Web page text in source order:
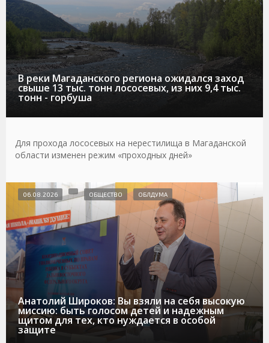
В реки Магаданского региона ожидался заход
свыше 13 тыс. тонн лососевых, из них 9,4 тыс.
тонн - горбуша
Для прохода лососевых на нерестилища в Магаданской
области изменен режим «проходных дней»
Анатолий Широков: Вы взяли на себя высокую
миссию: быть голосом детей и надежным
щитом для тех, кто нуждается в особой
защите
06.08.2026 ОБЩЕСТВО ОБЛДУМА